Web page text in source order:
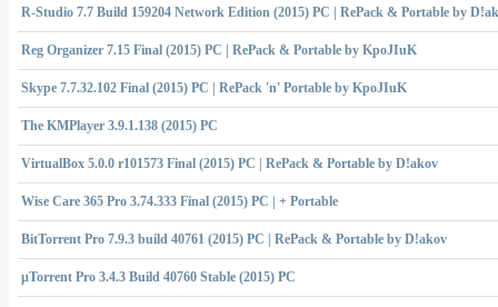
R-Studio 7.7 Build 159204 Network Edition (2015) PC | RePack & Portable by
Reg Organizer 7.15 Final (2015) PC | RePack & Portable by KpoJIuK
Skype 7.7.32.102 Final (2015) РС | RePack 'n' Portable by KpoJIuK
The KMPlayer 3.9.1.138 (2015) РС
VirtualBox 5.0.0 r101573 Final (2015) РС | RePack & Portable by D!akov
Wise Care 365 Pro 3.74.333 Final (2015) PC | + Portable
BitTorrent Pro 7.9.3 build 40761 (2015) PC | RePack & Portable by D!akov
µTorrent Pro 3.4.3 Build 40760 Stable (2015) РС